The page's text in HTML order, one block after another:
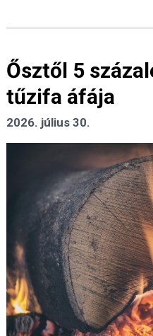
Ősztől 5
tűzifa áfája
2026. július 30.